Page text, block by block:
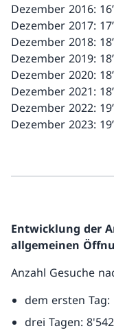
Dezember 2016:
Dezember 2017:
Dezember 2018:
Dezember 2019:
Dezember 2020:
Dezember 2021:
Dezember 2022:
Dezember 2023:
Entwicklung der
allgemeinen
Anzahl Gesuche
dem ersten Tag:
drei Tagen: 8'542